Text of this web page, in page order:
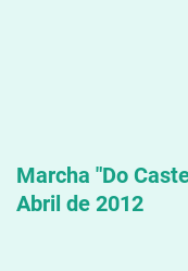
Marcha "Do
Abril de 2012